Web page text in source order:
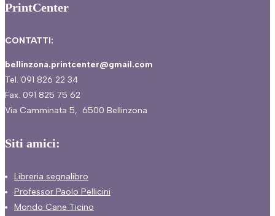
PrintCenter
CONTATTI:
bellinzona.printcenter@gmail.com
Tel. 091 826 22 34
Fax. 091 825 75 62
Via Camminata 5, 6500 Bellinzona
Siti amici:
Libreria segnalibro
Professor Paolo Pellicini
Mondo Cane Ticino